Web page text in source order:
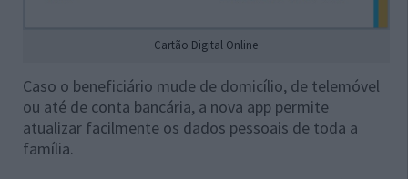
Cartão Digital Online
Caso o beneficiário mude de domicílio, de telemóvel
ou até de conta bancária, a nova app permite
atualizar facilmente os dados pessoais de toda a
família.